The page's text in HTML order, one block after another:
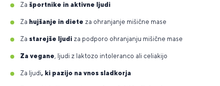
Za športnike in aktivne ljudi
Za hujšanje in diete za ohranjanje mišične mase
Za starejše ljudi za podporo ohranjanju mišične mase
Za vegane, ljudi z laktozo intoleranco ali celiakijo
Za ljudi, ki pazijo na vnos sladkorja